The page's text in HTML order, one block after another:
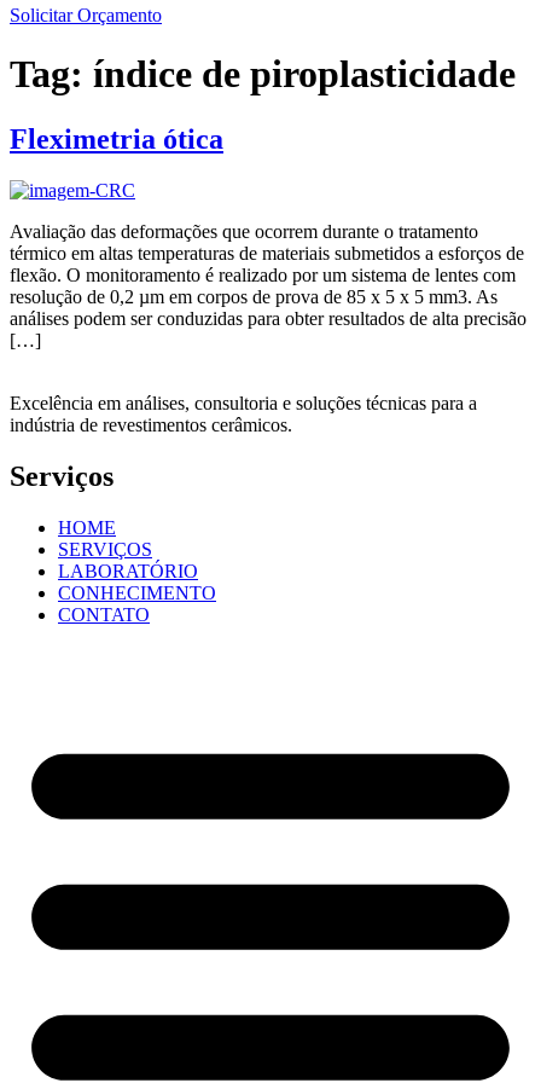
Solicitar Orçamento
Tag: índice de piroplasticidade
Fleximetria ótica
Avaliação das deformações que ocorrem durante o tratamento
térmico em altas temperaturas de materiais submetidos a esforços de
flexão. O monitoramento é realizado por um sistema de lentes com
resolução de 0,2 µm em corpos de prova de 85 x 5 x 5 mm3. As
análises podem ser conduzidas para obter resultados de alta precisão
[…]
Excelência em análises, consultoria e soluções técnicas para a
indústria de revestimentos cerâmicos.
Serviços
HOME
SERVIÇOS
LABORATÓRIO
CONHECIMENTO
CONTATO